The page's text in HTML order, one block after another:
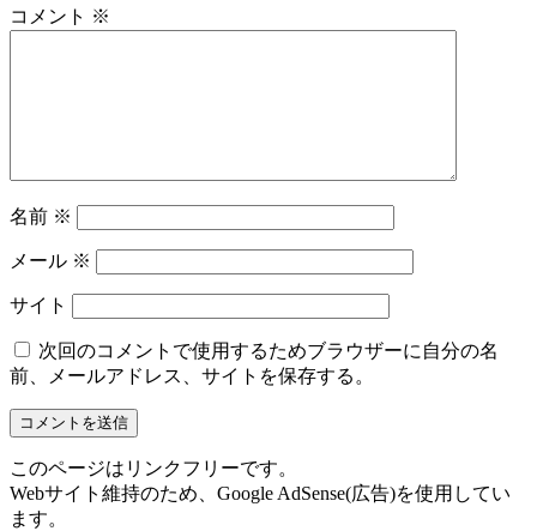
コメント ※
名前 ※
メール ※
サイト
次回のコメントで使用するためブラウザーに自分の名
前、メールアドレス、サイトを保存する。
このページはリンクフリーです。
Webサイト維持のため、Google AdSense(広告)を使用してい
ます。